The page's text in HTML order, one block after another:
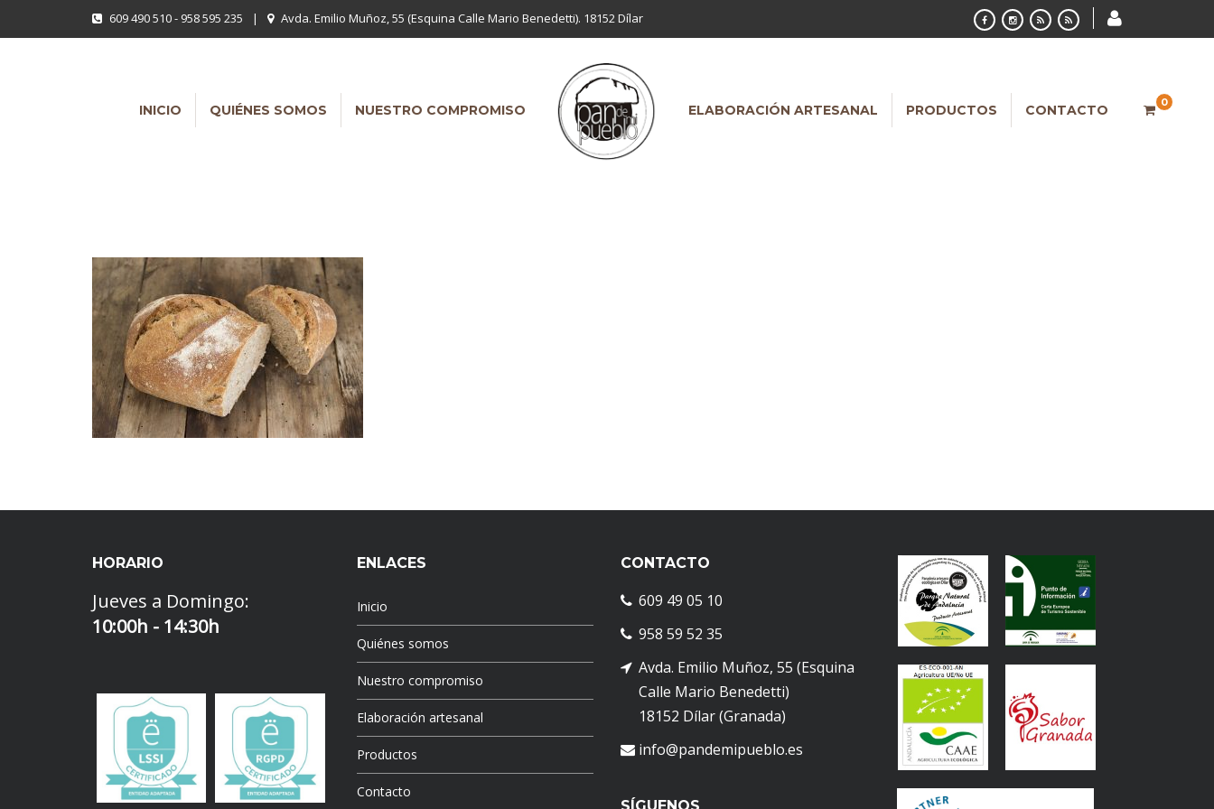
609 490 510 - 958 595 235 | Avda. Emilio Muñoz, 55 (Esquina Calle Mario Benedetti). 18152 Dílar
INICIO QUIÉNES SOMOS NUESTRO COMPROMISO ELABORACIÓN ARTESANAL PRODUCTOS CONTACTO 0
HORARIO
Jueves a Domingo:
10:00h - 14:30h
ENLACES
Inicio
Quiénes somos
Nuestro compromiso
Elaboración artesanal
Productos
Contacto
CONTACTO
609 49 05 10
958 59 52 35
Avda. Emilio Muñoz, 55 (Esquina
Calle Mario Benedetti)
18152 Dílar (Granada)
info@pandemipueblo.es